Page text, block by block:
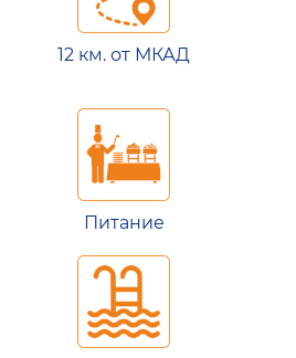
12 км. от МКАД
Питание